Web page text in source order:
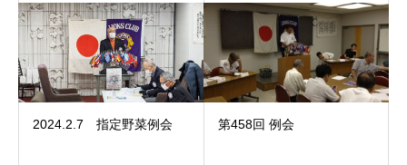
2024.2.7 指定野菜例会 第458回 例会